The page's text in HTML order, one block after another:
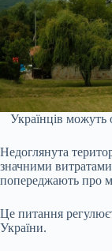
Українців
Недоглянута
значними
попереджають про
Це питання
України.